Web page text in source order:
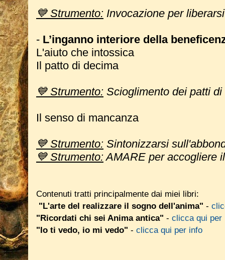
💙 Strumento: Invocazione per
- L’inganno interiore della
L'aiuto che intossica
Il patto di decima
💙 Strumento: Scioglimento dei patti
Il senso di mancanza
💙 Strumento: Sintonizzarsi
💙 Strumento:AMARE per accogliere
Contenuti tratti principalmente dai miei libri:
"L'arte del realizzare il sogno dell'anima" -
"Ricordati chi sei Anima antica" - clicca qui per
"Io ti vedo, io mi vedo" - clicca qui per info